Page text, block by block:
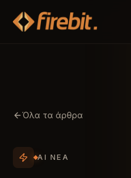
Όλα τα άρθρα
AI ΝΈΑ